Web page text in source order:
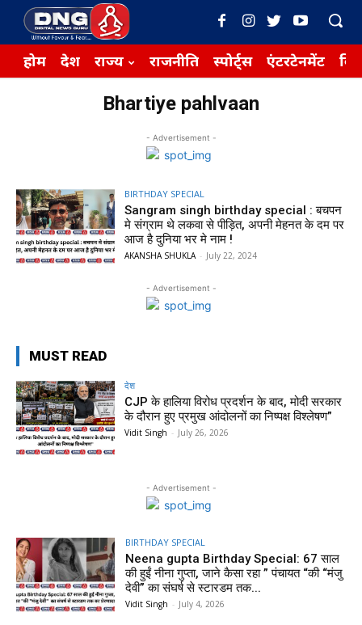
होम देश राज्य राजनीति स्पोर्ट्स एंटरटेनमेंट
Bhartiye pahlvaan
- Advertisement -
BIRTHDAY SPECIAL
Sangram singh birthday special : बचपन
मे संग्राम थे लकवा से पीड़ित, अपनी मेहनत के दम पर
आज है दुनिया भर मे नाम !
AKANSHA SHUKLA - July 22, 2024
- Advertisement -
MUST READ
देश
CJP के हालिया विरोध प्रदर्शन के बाद, मोदी सरकार
के दौरान हुए प्रमुख आंदोलनों का निष्पक्ष विश्लेषण”
Vidit Singh - July 26, 2026
- Advertisement -
BIRTHDAY SPECIAL
Neena gupta Birthday Special: 67 साल
की हुईं नीना गुप्ता, जाने कैसा रहा ” पंचायत “की “मंजु
देवी” का संघर्ष से स्टारडम तक...
Vidit Singh - July 4, 2026